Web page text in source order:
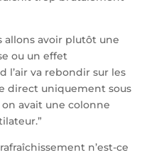
allons avoir plutôt une
ou un effet
l’air va rebondir sur les
direct uniquement sous
avait une colonne
n’est-ce